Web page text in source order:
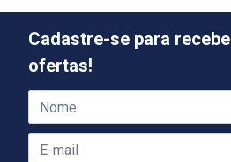
Cadastre-se para
ofertas!